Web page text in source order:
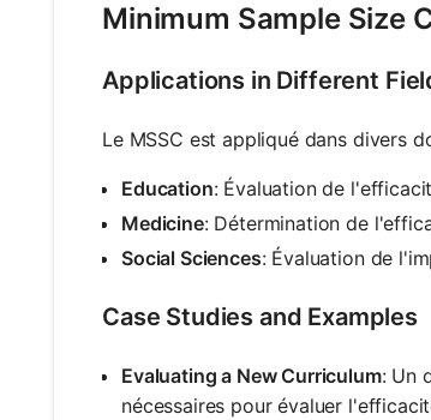
Minimum Sample Size
Applications in Different
Le MSSC est appliqué dans divers
Education: Évaluation de
Medicine: Détermination de
Social Sciences: Évaluation de
Case Studies and Examples
Evaluating a New Curriculum: Un
nécessaires pour évaluer